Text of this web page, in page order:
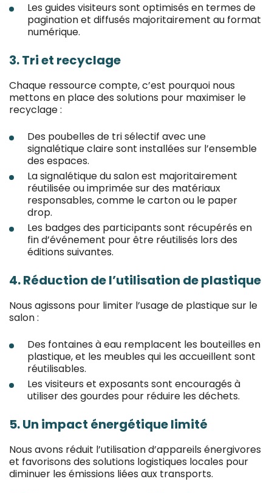
Les guides visiteurs sont optimisés en termes de
pagination et diffusés majoritairement au format
numérique.
3. Tri et recyclage
Chaque ressource compte, c’est pourquoi nous
mettons en place des solutions pour maximiser le
recyclage :
Des poubelles de tri sélectif avec une
signalétique claire sont installées sur l’ensemble
des espaces.
La signalétique du salon est majoritairement
réutilisée ou imprimée sur des matériaux
responsables, comme le carton ou le paper
drop.
Les badges des participants sont récupérés en
fin d’événement pour être réutilisés lors des
éditions suivantes.
4. Réduction de l’utilisation de plastique
Nous agissons pour limiter l’usage de plastique sur le
salon :
Des fontaines à eau remplacent les bouteilles en
plastique, et les meubles qui les accueillent sont
réutilisables.
Les visiteurs et exposants sont encouragés à
utiliser des gourdes pour réduire les déchets.
5. Un impact énergétique limité
Nous avons réduit l’utilisation d’appareils énergivores
et favorisons des solutions logistiques locales pour
diminuer les émissions liées aux transports.